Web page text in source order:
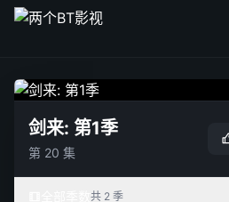
剑来: 第1季
第 20 集
共 2 季